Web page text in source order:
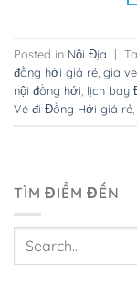
Posted in Nội Địa |
đồng hới giá rẻ gia
nội đồng hới lịch bay
Vé đi Đồng Hới giá rẻ
TÌM ĐIỂM ĐẾN